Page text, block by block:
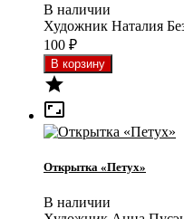
В наличии
Художник Наталия
100 ₽


Открытка «Петух»
В наличии